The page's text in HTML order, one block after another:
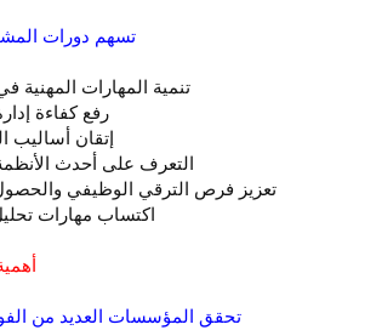
تسهم دورات
تنمية المهارات المهنية
رفع كفاءة
إتقان أساليب
التعرف على أحدث
تعزيز فرص الترقي الوظيفي
اكتساب مهارات
تحقق المؤسسات العديد من